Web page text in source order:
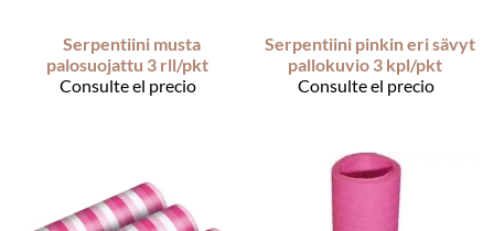
Serpentiini musta
palosuojattu 3 rll/pkt
Consulte el precio
Serpentiini pinkin eri sävyt
pallokuvio 3 kpl/pkt
Consulte el precio